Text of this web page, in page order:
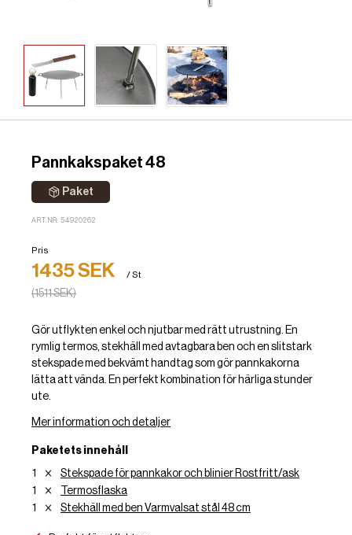
Pannkakspaket 48
Paket
ART.NR: 54920262
Pris
1435 SEK
(1511 SEK)
/ St
Gör utflykten enkel och njutbar med rätt utrustning. En
rymlig termos, stekhäll med avtagbara ben och en slitstark
stekspade med bekvämt handtag som gör pannkakorna
lätta att vända. En perfekt kombination för härliga stunder
ute.
Mer information och detaljer
Paketets innehåll
1
Stekspade för pannkakor och blinier Rostfritt/ask
1
Termosflaska
1
Stekhäll med ben Varmvalsat stål 48 cm